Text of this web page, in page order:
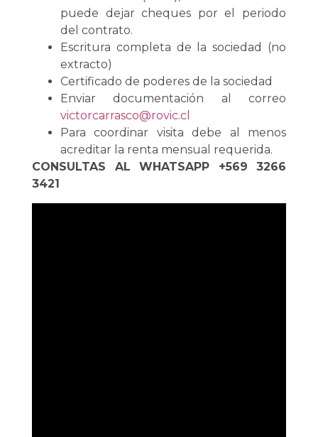
puede dejar cheques por el periodo
del contrato.
Escritura completa de la sociedad (no
extracto)
Certificado de poderes de la sociedad
Enviar documentación al correo
victorcarrasco@rovic.cl
Para coordinar visita debe al menos
acreditar la renta mensual requerida.
CONSULTAS AL WHATSAPP +569 3266
3421